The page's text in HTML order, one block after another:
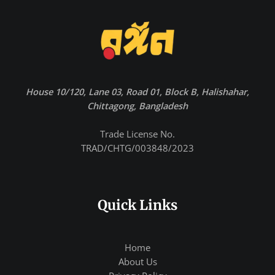
House 10/120, Lane 03, Road 01, Block B, Halishahar,
Chittagong, Bangladesh
Trade License No.
TRAD/CHTG/003848/2023
Quick Links
Home
About Us